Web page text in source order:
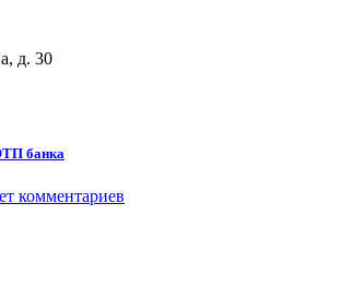
д. 30
банка
комментариев